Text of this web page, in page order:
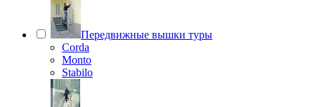
Передвижные вышки туры
Corda
Monto
Stabilo